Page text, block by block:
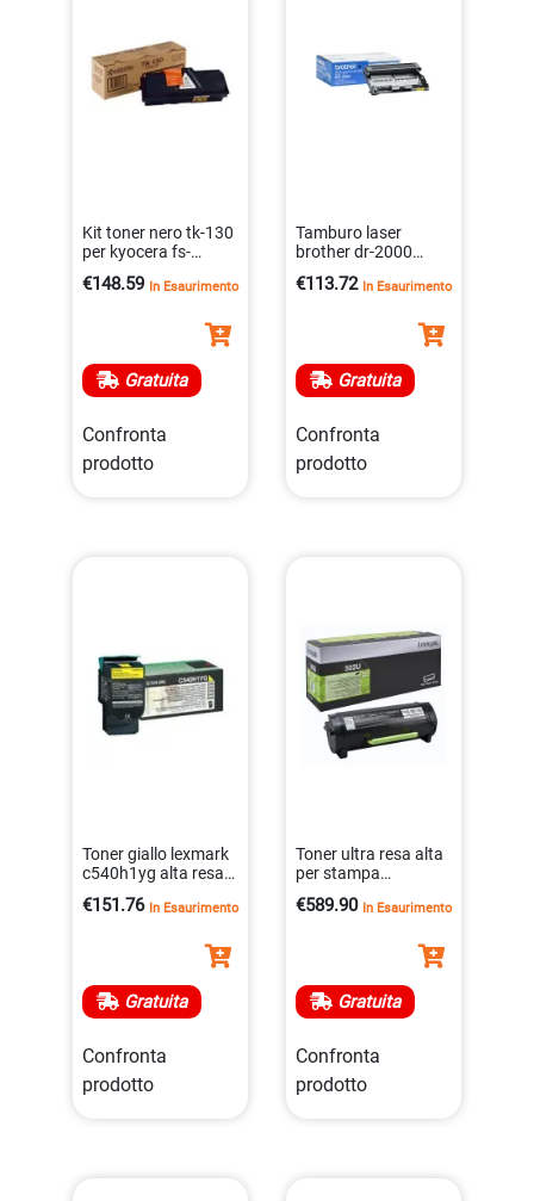
Kit toner nero tk-130
per kyocera fs-
7.200 pagine a4
€148.59 In Esaurimento
Gratuita
Confronta
prodotto
Tamburo laser
brother dr-2000
pagine
€113.72 In Esaurimento
Gratuita
Confronta
prodotto
Toner giallo lexmark
c540h1yg alta resa
0734646083485
€151.76 In Esaurimento
Gratuita
Confronta
prodotto
Toner ultra resa alta
per stampa
20000 pagine
€589.90 In Esaurimento
Gratuita
Confronta
prodotto